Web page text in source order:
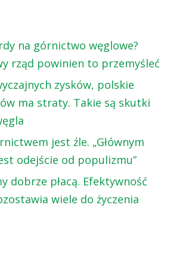
na górnictwo węglowe?
rząd powinien to przemyśleć
zysków, polskie
ma straty. Takie są skutki
jest źle. „Głównym
odejście od populizmu”
dobrze płacą. Efektywność
wiele do życzenia